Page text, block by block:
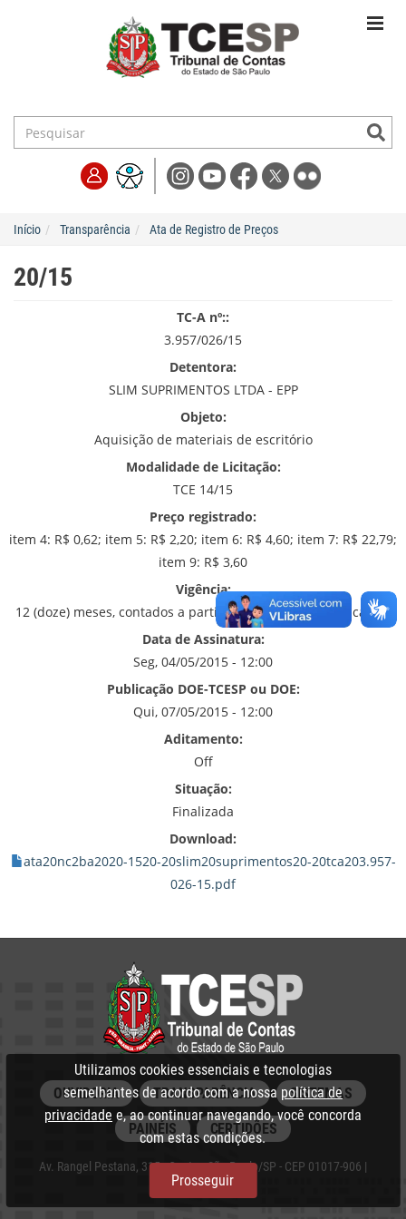
Início Transparência Ata de Registro de Preços
20/15
TC-A nº::
3.957/026/15
Detentora:
SLIM SUPRIMENTOS LTDA - EPP
Objeto:
Aquisição de materiais de escritório
Modalidade de Licitação:
TCE 14/15
Preço registrado:
item 4: R$ 0,62; item 5: R$ 2,20; item 6: R$ 4,60; item 7: R$ 22,79;
item 9: R$ 3,60
Vigência:
12 (doze) meses, contados a partir da data de sua publicação.
Data de Assinatura:
Seg, 04/05/2015 - 12:00
Publicação DOE-TCESP ou DOE:
Qui, 07/05/2015 - 12:00
Aditamento:
Off
Situação:
Finalizada
Download:
ata20nc2ba2020-1520-20slim20suprimentos20-20tca203.957-
026-15.pdf
OUVIDORIA TRANSPARÊNCIA SISTEMAS
PAINÉIS CERTIDÕES
Av. Rangel Pestana, 315 - Centro, São Paulo/SP - CEP 01017-906 |
PABX: 3292‑3266
Utilizamos cookies essenciais e tecnologias
semelhantes de acordo com a nossa política de
privacidade e, ao continuar navegando, você concorda
com estas condições.
Prosseguir